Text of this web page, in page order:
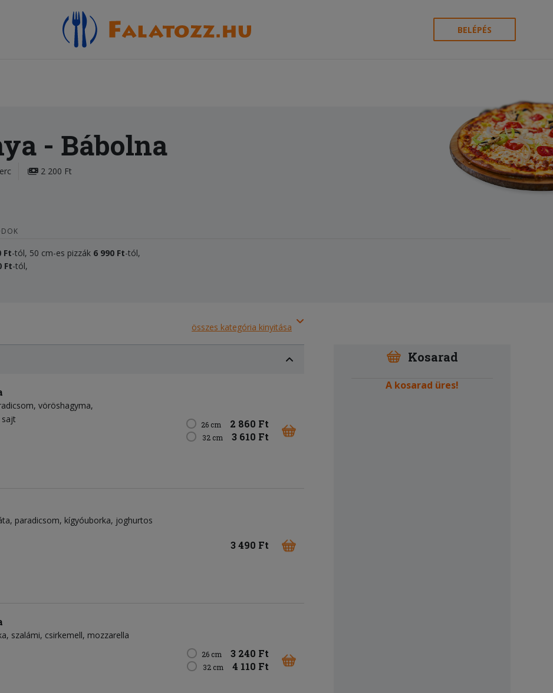
BELÉPÉS
- Bábolna
2 200 Ft
Ft-tól, 50 cm-es pizzák 6 990 Ft-tól,
Ft-tól,
összes kategória kinyitása
vöröshagyma
sajt 26 cm 2 860 Ft
32 cm 3 610 Ft
paradicsom kígyóuborka joghurtos
3 490 Ft
szalámi csirkemell mozzarella
26 cm 3 240 Ft
32 cm 4 110 Ft
Kosarad
A kosarad üres!